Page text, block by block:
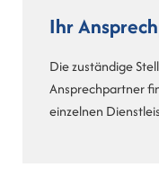
Ihr
Die zuständige
Ansprechpartner
einzelnen